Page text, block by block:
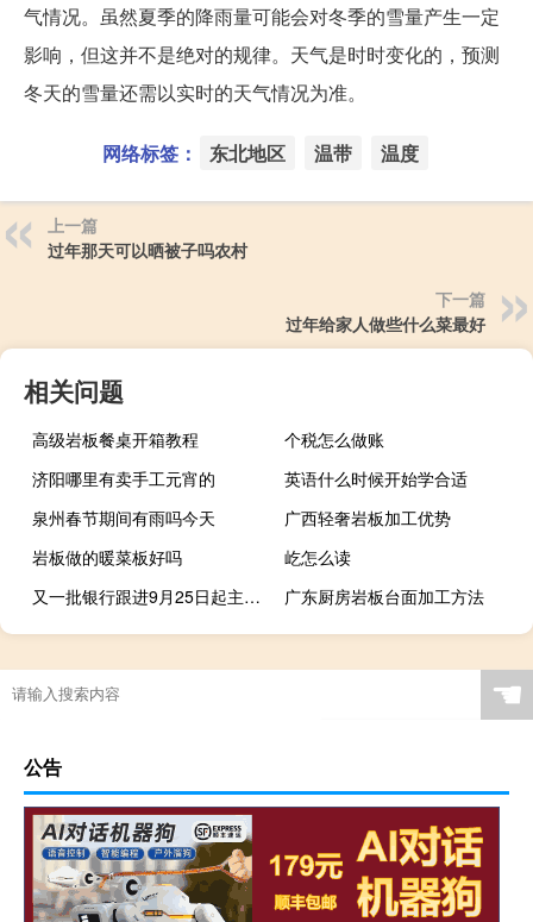
气情况。虽然夏季的降雨量可能会对冬季的雪量产生一定
影响，但这并不是绝对的规律。天气是时时变化的，预测
冬天的雪量还需以实时的天气情况为准。
网络标签： 东北地区 温带 温度
上一篇
过年那天可以晒被子吗农村
下一篇
过年给家人做些什么菜最好
相关问题
高级岩板餐桌开箱教程
个税怎么做账
济阳哪里有卖手工元宵的
英语什么时候开始学合适
泉州春节期间有雨吗今天
广西轻奢岩板加工优势
岩板做的暖菜板好吗
屹怎么读
又一批银行跟进9月25日起主动调降存量房贷利率
广东厨房岩板台面加工方法
☚
公告